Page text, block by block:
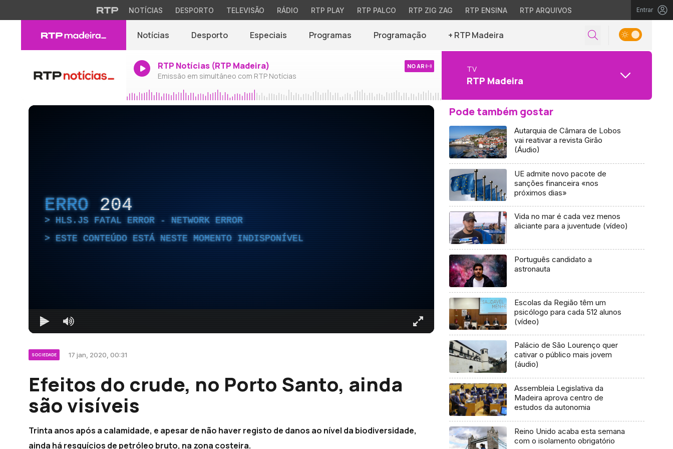
NOTÍCIAS DESPORTO TELEVISÃO RÁDIO RTP PLAY RTP PALCO RTP ZIG ZAG RTP ENSINA RTP ARQUIVOS Entrar
Notícias Desporto Especiais Programas Programação + RTP Madeira
RTP Notícias (RTP Madeira)
Emissão em simultâneo com RTP Notícias
NO AR TV
RTP Madeira
ERRO 204
HLS.JS FATAL ERROR - NETWORK ERROR
ESTE CONTEÚDO ESTÁ NESTE MOMENTO INDISPONÍVEL
SOCIEDADE 17 jan, 2020, 00:31
Efeitos do crude, no Porto Santo, ainda
são visíveis
Trinta anos após a calamidade, e apesar de não haver registo de danos ao nível da biodiversidade,
ainda há resquícios de petróleo bruto, na zona costeira.
Pode também gostar
Autarquia de Câmara de Lobos
vai reativar a revista Girão
(Áudio)
UE admite novo pacote de
sanções financeira «nos
próximos dias»
Vida no mar é cada vez menos
aliciante para a juventude (vídeo)
Português candidato a
astronauta
Escolas da Região têm um
psicólogo para cada 512 alunos
(vídeo)
Palácio de São Lourenço quer
cativar o público mais jovem
(áudio)
Assembleia Legislativa da
Madeira aprova centro de
estudos da autonomia
Reino Unido acaba esta semana
com o isolamento obrigatório